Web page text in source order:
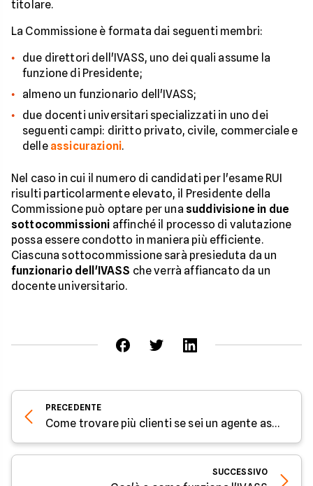
titolare.
La Commissione è formata dai seguenti membri:
due direttori dell'IVASS, uno dei quali assume la
funzione di Presidente;
almeno un funzionario dell'IVASS;
due docenti universitari specializzati in uno dei
seguenti campi: diritto privato, civile, commerciale e
delle assicurazioni.
Nel caso in cui il numero di candidati per l'esame RUI
risulti particolarmente elevato, il Presidente della
Commissione può optare per una suddivisione in due
sottocommissioni affinché il processo di valutazione
possa essere condotto in maniera più efficiente.
Ciascuna sottocommissione sarà presieduta da un
funzionario dell'IVASS che verrà affiancato da un
docente universitario.
PRECEDENTE
Come trovare più clienti se sei un agente assicurativo
SUCCESSIVO